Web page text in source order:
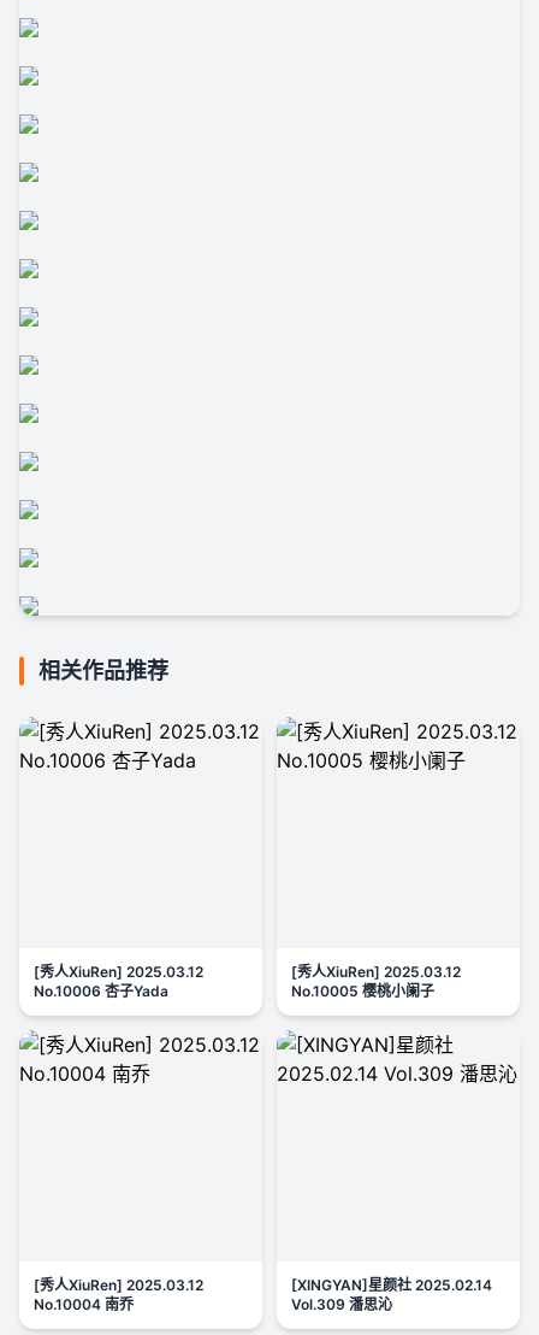
相关作品推荐
[秀人XiuRen] 2025.03.12
No.10006 杏子Yada
[秀人XiuRen] 2025.03.12
No.10005 樱桃小阑子
[秀人XiuRen] 2025.03.12
No.10004 南乔
[XINGYAN]星颜社 2025.02.14
Vol.309 潘思沁